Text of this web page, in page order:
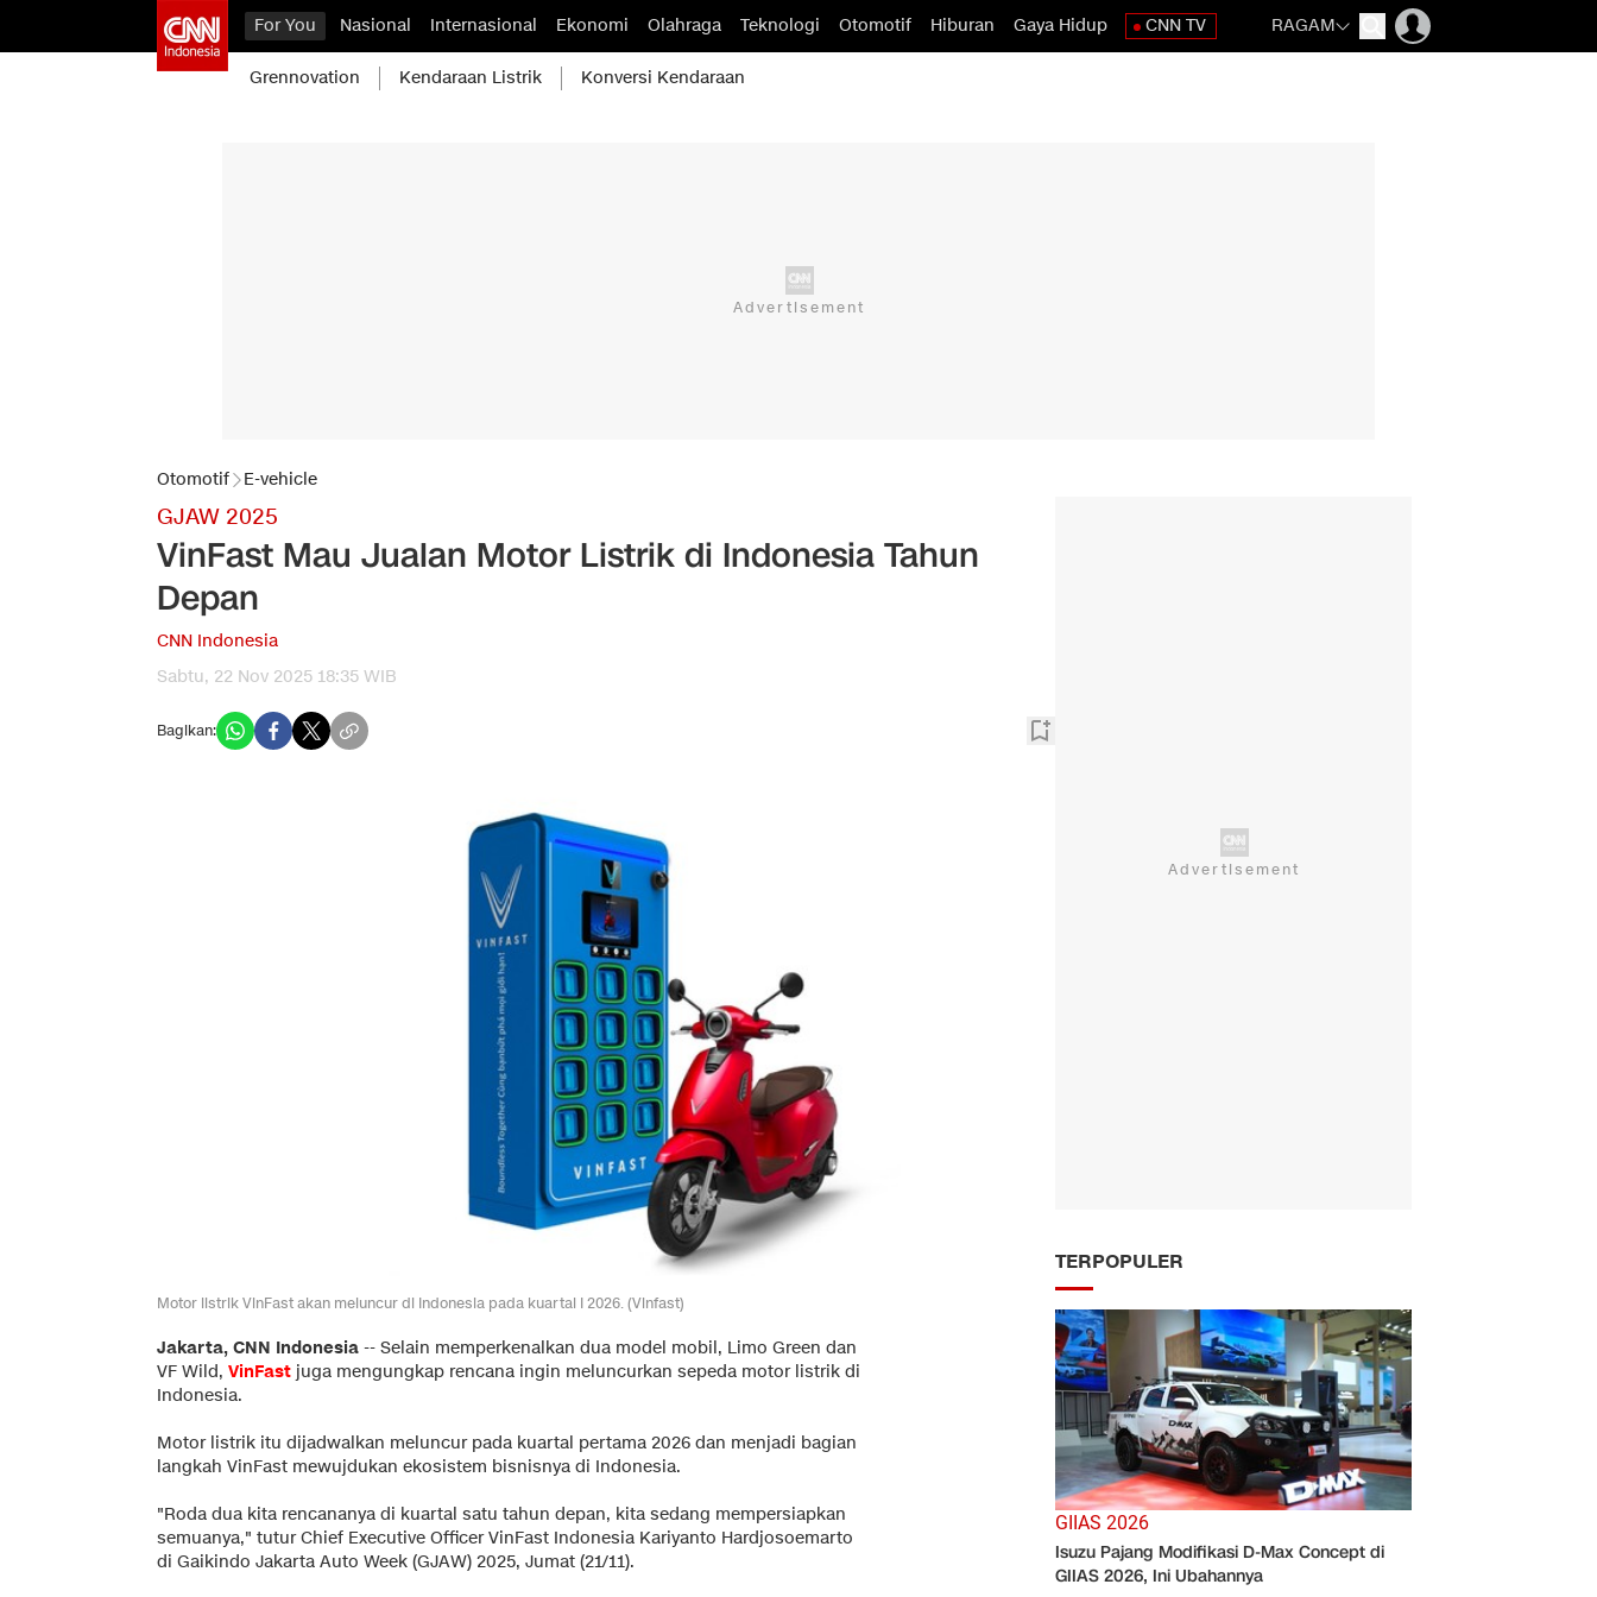
For You Nasional Internasional Ekonomi Olahraga Teknologi Otomotif Hiburan Gaya Hidup CNN TV RAGAM
Grennovation Kendaraan Listrik Konversi Kendaraan
Otomotif E-vehicle
GJAW 2025
VinFast Mau Jualan Motor Listrik di Indonesia Tahun
Depan
CNN Indonesia
Sabtu, 22 Nov 2025 18:35 WIB
Bagikan:
Motor listrik VinFast akan meluncur di Indonesia pada kuartal I 2026. (Vinfast)
Jakarta, CNN Indonesia -- Selain memperkenalkan dua model mobil, Limo Green dan
VF Wild, VinFast juga mengungkap rencana ingin meluncurkan sepeda motor listrik di
Indonesia.
Motor listrik itu dijadwalkan meluncur pada kuartal pertama 2026 dan menjadi bagian
langkah VinFast mewujdukan ekosistem bisnisnya di Indonesia.
"Roda dua kita rencananya di kuartal satu tahun depan, kita sedang mempersiapkan
semuanya," tutur Chief Executive Officer VinFast Indonesia Kariyanto Hardjosoemarto
di Gaikindo Jakarta Auto Week (GJAW) 2025, Jumat (21/11).
TERPOPULER
GIIAS 2026
Isuzu Pajang Modifikasi D-Max Concept di
GIIAS 2026, Ini Ubahannya